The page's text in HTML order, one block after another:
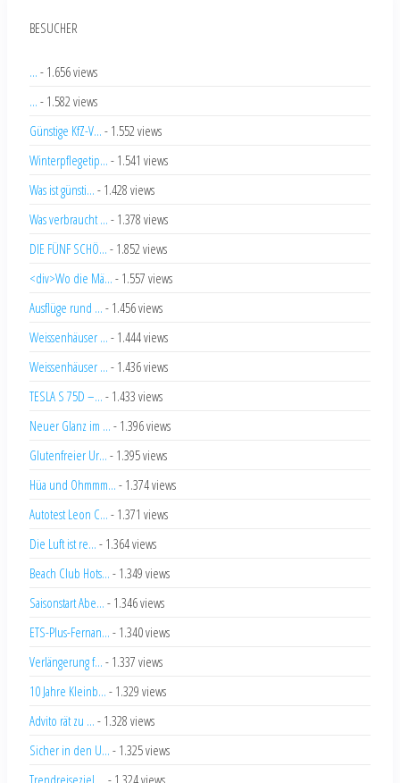
BESUCHER
... - 1.656 views
... - 1.582 views
Günstige KfZ-V... - 1.552 views
Winterpflegetip... - 1.541 views
Was ist günsti... - 1.428 views
Was verbraucht ... - 1.378 views
DIE FÜNF SCHÖ... - 1.852 views
<div>Wo die Mä... - 1.557 views
Ausflüge rund ... - 1.456 views
Weissenhäuser ... - 1.444 views
Weissenhäuser ... - 1.436 views
TESLA S 75D –... - 1.433 views
Neuer Glanz im ... - 1.396 views
Glutenfreier Ur... - 1.395 views
Hüa und Ohmmm... - 1.374 views
Autotest Leon C... - 1.371 views
Die Luft ist re... - 1.364 views
Beach Club Hots... - 1.349 views
Saisonstart Abe... - 1.346 views
ETS-Plus-Fernan... - 1.340 views
Verlängerung f... - 1.337 views
10 Jahre Kleinb... - 1.329 views
Advito rät zu ... - 1.328 views
Sicher in den U... - 1.325 views
Trendreiseziel ...
- 1.324 views